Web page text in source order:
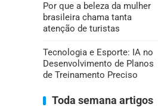
Por que a beleza da mulher
brasileira chama tanta
atenção de turistas
Tecnologia e Esporte: IA no
Desenvolvimento de Planos
de Treinamento Preciso
Toda semana artigos